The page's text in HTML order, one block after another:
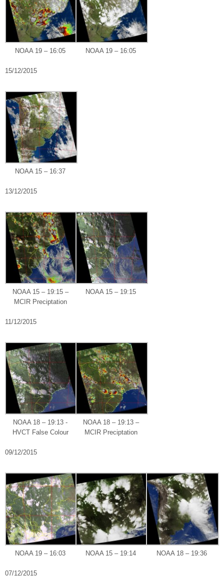
NOAA 19 – 16:05 NOAA 19 – 16:05
15/12/2015
NOAA 15 – 16:37
13/12/2015
NOAA 15 – 19:15 –
MCIR Preciptation
NOAA 15 – 19:15
11/12/2015
NOAA 18 – 19:13 -
HVCT False Colour
NOAA 18 – 19:13 –
MCIR Preciptation
09/12/2015
NOAA 19 – 16:03 NOAA 15 – 19:14 NOAA 18 – 19:36
07/12/2015